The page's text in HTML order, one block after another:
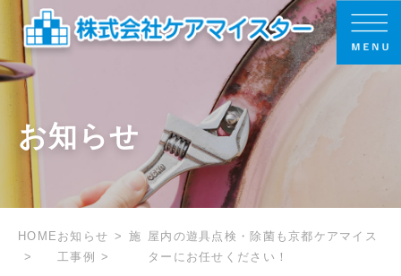
お知らせ
HOME お知らせ
施
工事例
屋内の遊具点検・除菌も京都ケアマイス
ターにお任せください！